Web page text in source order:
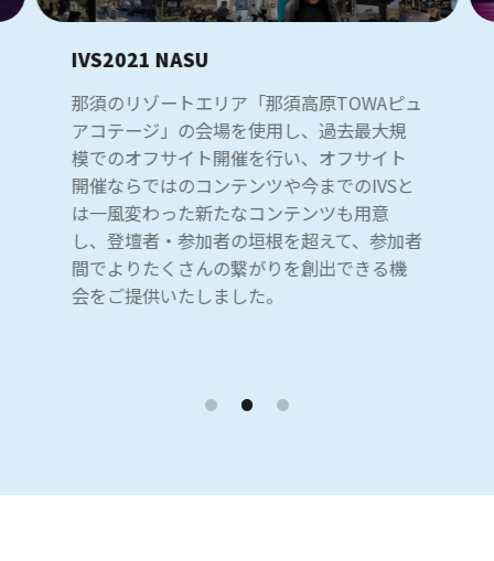
IVS2021 NASU
那須のリゾートエリア「那須高原TOWAピュ
アコテージ」の会場を使用し、過去最大規
模でのオフサイト開催を行い、オフサイト
開催ならではのコンテンツや今までのIVSと
は一風変わった新たなコンテンツも用意
し、登壇者・参加者の垣根を超えて、参加者
間でよりたくさんの繋がりを創出できる機
会をご提供いたしました。